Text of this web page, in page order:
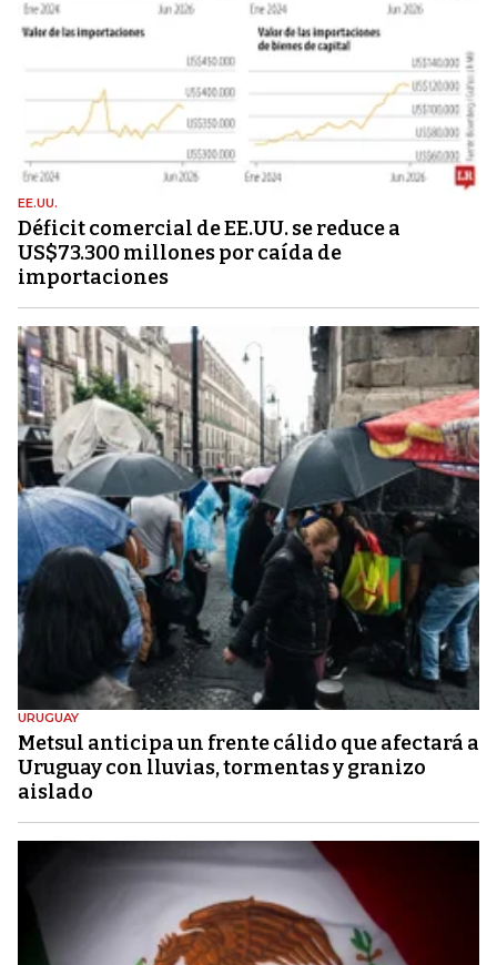
EE.UU.
Déficit comercial de EE.UU. se reduce a
US$73.300 millones por caída de
importaciones
URUGUAY
Metsul anticipa un frente cálido que afectará a
Uruguay con lluvias, tormentas y granizo
aislado